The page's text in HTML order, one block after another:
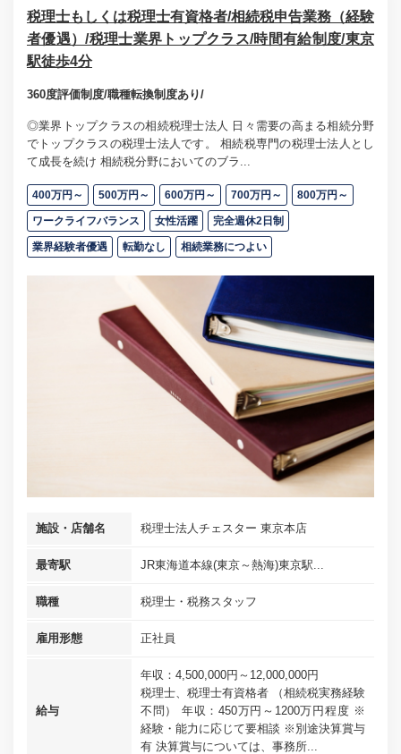
税理士もしくは税理士有資格者/相続税申告業務（経験
者優遇）/税理士業界トップクラス/時間有給制度/東京
駅徒歩4分
360度評価制度/職種転換制度あり/
◎業界トップクラスの相続税理士法人 日々需要の高まる相続分野
でトップクラスの税理士法人です。 相続税専門の税理士法人とし
て成長を続け 相続税分野においてのブラ...
400万円～ 500万円～ 600万円～ 700万円～ 800万円～
ワークライフバランス 女性活躍 完全週休2日制
業界経験者優遇 転勤なし 相続業務につよい
施設・店舗名 税理士法人チェスター 東京本店
最寄駅 JR東海道本線(東京～熱海)東京駅...
職種 税理士・税務スタッフ
雇用形態 正社員
給与
年収：4,500,000円～12,000,000円
税理士、税理士有資格者 （相続税実務経験
不問） 年収：450万円～1200万円程度 ※
経験・能力に応じて要相談 ※別途決算賞与
有 決算賞与については、事務所...